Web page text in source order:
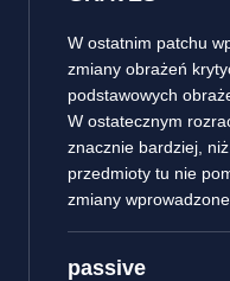
W ostatnim patchu
zmiany obrażeń
podstawowych
W ostatecznym
znacznie bardziej,
przedmioty tu nie
zmiany
passive